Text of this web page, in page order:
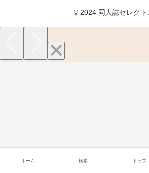
© 2024 同人誌セレクト.
ホーム 検索 トップ